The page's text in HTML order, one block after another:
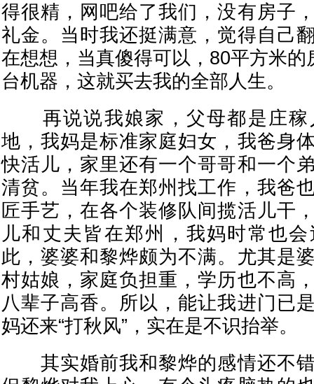
得很精，网吧给了我们，没有房子
礼金。当时我还挺满意，觉得自己
在想想，当真傻得可以，80平方米的
台机器，这就买去我的全部人生。
再说说我娘家，父母都是庄稼
地，我妈是标准家庭妇女，我爸身
快活儿，家里还有一个哥哥和一个
清贫。当年我在郑州找工作，我爸
匠手艺，在各个装修队间揽活儿干
儿和丈夫皆在郑州，我妈时常也
此，婆婆和黎烨颇为不满。尤其是
村姑娘，家庭负担重，学历也不高
八辈子高香。所以，能让我进门已
妈还来“打秋风”，实在是不识抬举。
其实婚前我和黎烨的感情还不错